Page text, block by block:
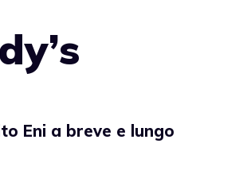
Eni a breve e lungo